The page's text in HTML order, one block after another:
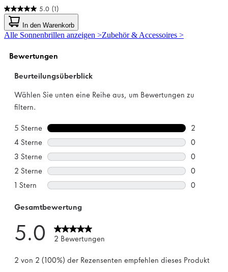
5.0 (1)
5.0
von
5
Sternen.
Bewertung
In den Warenkorb
Alle Sonnenbrillen anzeigen >Zubehör & Accessoires >